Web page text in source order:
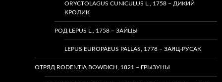
ORYCTOLAGUS CUNICULUS L., 1758 – ДИКИЙ
КРОЛИК
РОД LEPUS L., 1758 – ЗАЙЦЫ
LEPUS EUROPAEUS PALLAS, 1778 – ЗАЯЦ-РУСАК
ОТРЯД RODENTIA BOWDICH, 1821 – ГРЫЗУНЫ